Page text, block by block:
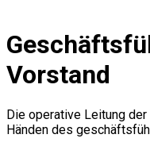
Vorstand
Die operative Leitung
Händen des